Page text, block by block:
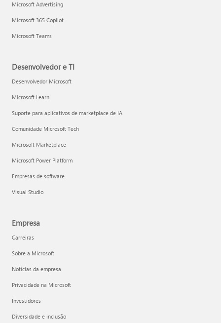
Microsoft Advertising
Microsoft 365 Copilot
Microsoft Teams
Desenvolvedor e TI
Desenvolvedor Microsoft
Microsoft Learn
Suporte para aplicativos de marketplace de IA
Comunidade Microsoft Tech
Microsoft Marketplace
Microsoft Power Platform
Empresas de software
Visual Studio
Empresa
Carreiras
Sobre a Microsoft
Notícias da empresa
Privacidade na Microsoft
Investidores
Diversidade e inclusão